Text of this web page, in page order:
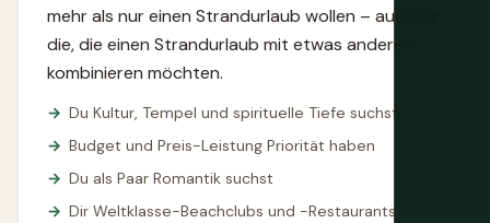
mehr als nur einen Strandurlaub wollen – auch für
die, die einen Strandurlaub mit etwas anderem
kombinieren möchten.
Du Kultur, Tempel und spirituelle Tiefe suchst
Budget und Preis-Leistung Priorität haben
Du als Paar Romantik suchst
Dir Weltklasse-Beachclubs und -Restaurants